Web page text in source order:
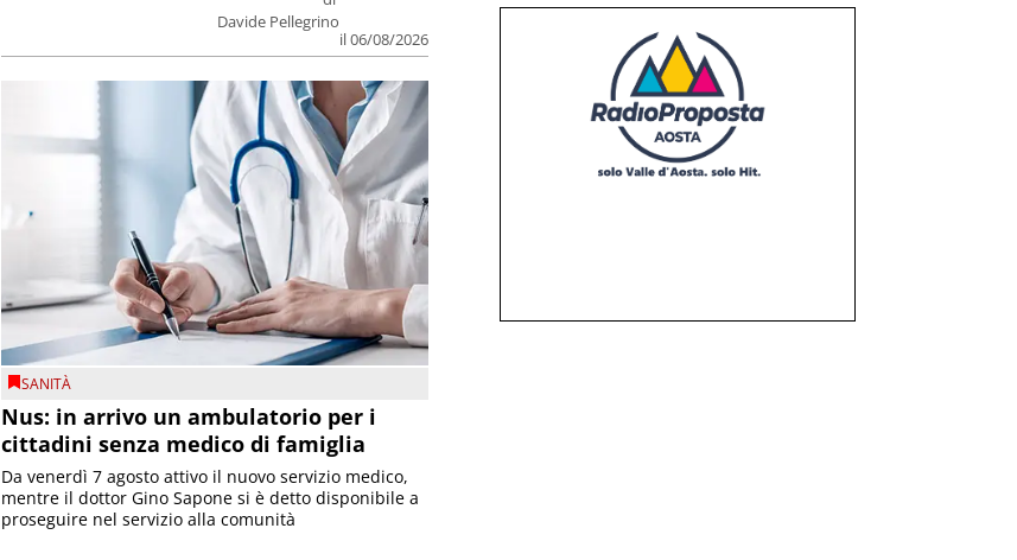
Davide Pellegrino
il 06/08/2026
SANITÀ
Nus: in arrivo un ambulatorio per i
cittadini senza medico di famiglia
Da venerdì 7 agosto attivo il nuovo servizio medico,
mentre il dottor Gino Sapone si è detto disponibile a
proseguire nel servizio alla comunità